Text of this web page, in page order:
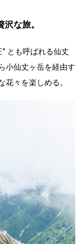
な旅。
とも呼ばれる仙丈
小仙丈ヶ岳を経由す
花々を楽しめる。